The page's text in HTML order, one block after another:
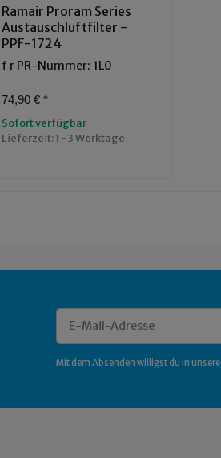
Ramair Proram Series
Austauschluftfilter -
PPF-1724
f r PR-Nummer: 1L0
74,90 € *
Sofort verfügbar
Lieferzeit:1 - 3 Werktage
Mit dem Absenden willigst du in unsere